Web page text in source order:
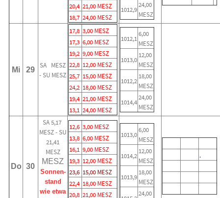
20,4 21,00 MESZ
18,7 24,00 MESZ
1012,9
24,00
MESZ
Mi 29
SA MESZ
- SU MESZ
17,8 3,00 MESZ
17,3 6,00 MESZ
19,2 9,00 MESZ
22,8 12,00 MESZ
25,7 15,00 MESZ
24,2 18,00 MESZ
19,4 21,00 MESZ
13,1 24,00 MESZ
1012,1
6,00
MESZ
1013,0
12,00
MESZ
1012,2
18,00
MESZ
1014,4
24,00
MESZ
Do 30
SA 5,17
MESZ - SU
21,41
MESZ
MESZ
Sonnen-
stand
wie etwa
12,6 3,00 MESZ
13,8 6,00 MESZ
16,1 9,00 MESZ
19,3 12,00 MESZ
23,6 15,00 MESZ
22,4 18,00 MESZ
20,8 21,00 MESZ
1013,0
6,00
MESZ
1014,2
12,00
MESZ
1013,9
18,00
MESZ
24,00
.